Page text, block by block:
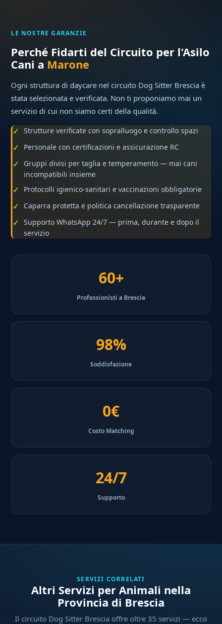
LE NOSTRE GARANZIE
Perché Fidarti del Circuito per l'Asilo
Cani a Marone
Ogni struttura di daycare nel circuito Dog Sitter Brescia è
stata selezionata e verificata. Non ti proponiamo mai un
servizio di cui non siamo certi della qualità.
Strutture verificate con sopralluogo e controllo spazi
Personale con certificazioni e assicurazione RC
Gruppi divisi per taglia e temperamento — mai cani
incompatibili insieme
Protocolli igienico-sanitari e vaccinazioni obbligatorie
Caparra protetta e politica cancellazione trasparente
Supporto WhatsApp 24/7 — prima, durante e dopo il
servizio
60+
Professionisti a Brescia
98%
Soddisfazione
0€
Costo Matching
24/7
Supporto
SERVIZI CORRELATI
Altri Servizi per Animali nella
Provincia di Brescia
Il circuito Dog Sitter Brescia offre oltre 35 servizi — ecco